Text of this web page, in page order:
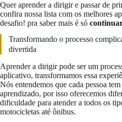
Quer aprender a dirigir e passar de
confira nossa lista com os melhores
desafio! pra saber mais é só
Transformando o processo
divertida
Aprender a dirigir pode ser um
aplicativo, transformamos essa
Nós entendemos que cada pessoa
aprendizado, por isso oferecemos
dificuldade para atender a todos os
motocicletas até ônibus.